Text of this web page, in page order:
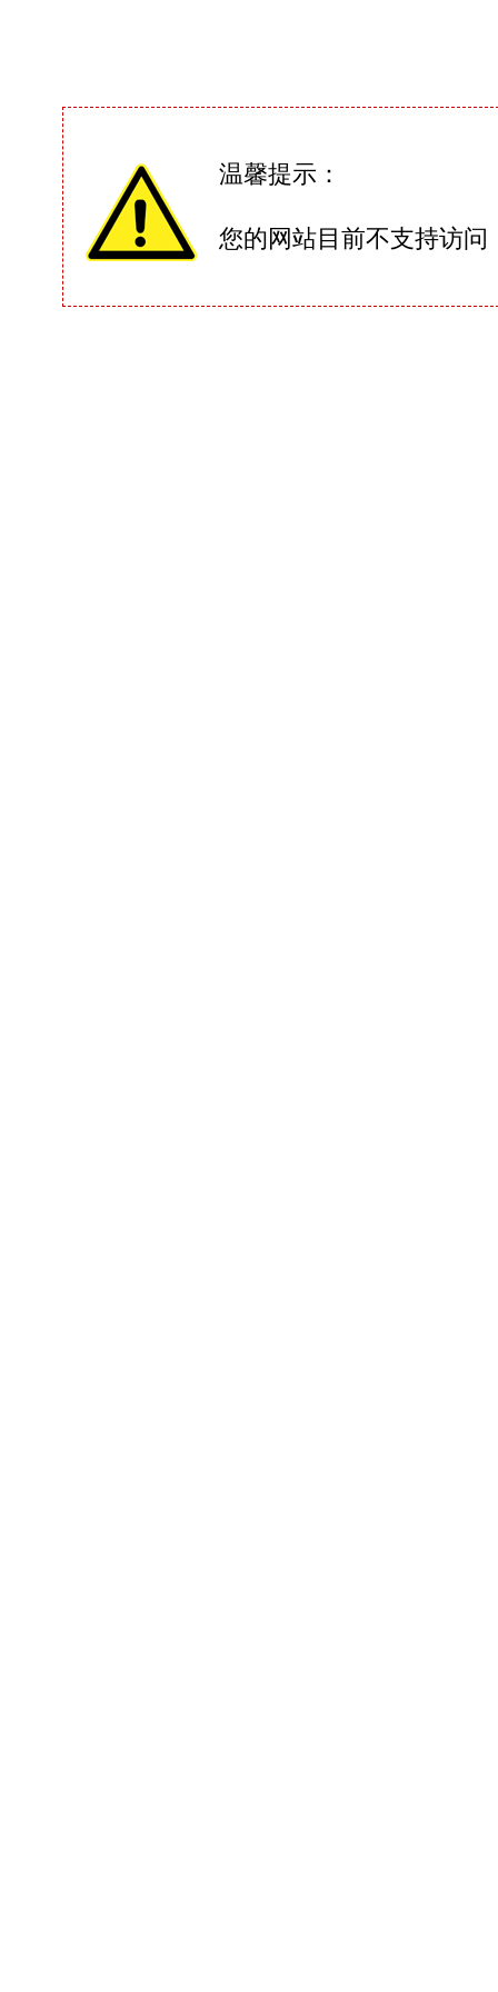
温馨提示：
您的网站目前不支持访